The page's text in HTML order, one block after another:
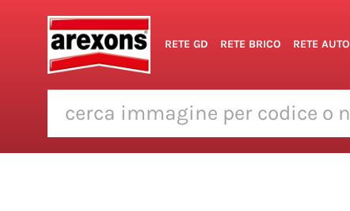
RETE GD RETE BRICO RETE AUTO